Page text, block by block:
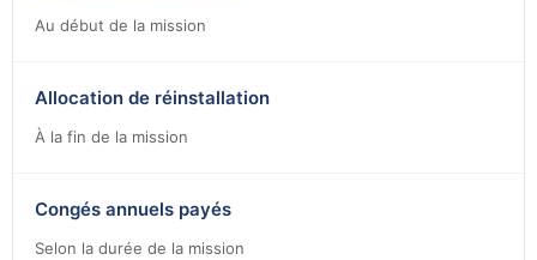
Au début de la mission
Allocation de réinstallation
À la fin de la mission
Congés annuels payés
Selon la durée de la mission